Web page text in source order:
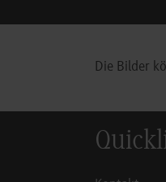
Die Bilder